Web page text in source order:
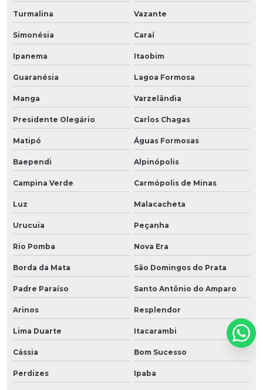
Turmalina Vazante
Simonésia Caraí
Ipanema Itaobim
Guaranésia Lagoa Formosa
Manga Varzelândia
Presidente Olegário Carlos Chagas
Matipó Águas Formosas
Baependi Alpinópolis
Campina Verde Carmópolis de Minas
Luz Malacacheta
Urucuia Peçanha
Rio Pomba Nova Era
Borda da Mata São Domingos do Prata
Padre Paraíso Santo Antônio do Amparo
Arinos Resplendor
Lima Duarte Itacarambi
Cássia Bom Sucesso
Perdizes Ipaba